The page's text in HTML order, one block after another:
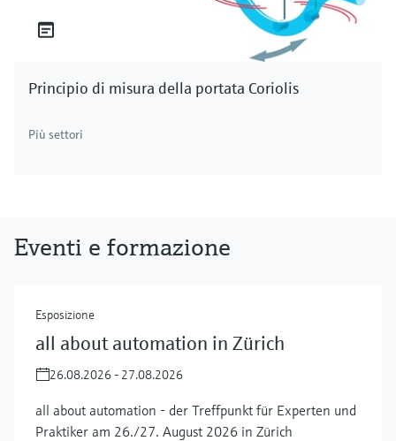
Principio di misura della portata Coriolis
Più settori
Eventi e formazione
Esposizione
all about automation in Zürich
26.08.2026 - 27.08.2026
all about automation - der Treffpunkt für Experten und
Praktiker am 26./27. August 2026 in Zürich